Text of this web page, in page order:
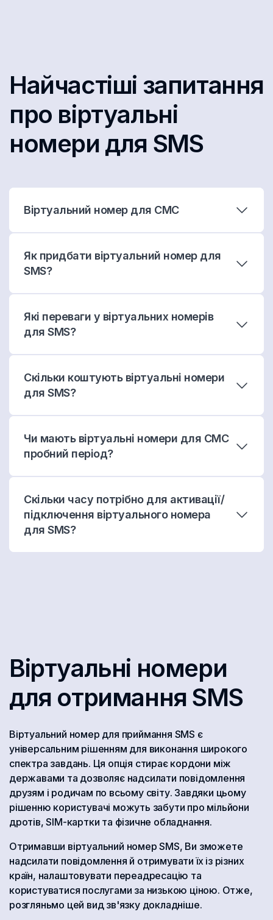
Найчастіші запитання
про віртуальні
номери для SMS
Віртуальний номер для СМС
Як придбати віртуальний номер для
SMS?
Які переваги у віртуальних номерів
для SMS?
Скільки коштують віртуальні номери
для SMS?
Чи мають віртуальні номери для СМС
пробний період?
Скільки часу потрібно для активації/
підключення віртуального номера
для SMS?
Віртуальні номери
для отримання SMS
Віртуальний номер для приймання SMS є
універсальним рішенням для виконання широкого
спектра завдань. Ця опція стирає кордони між
державами та дозволяє надсилати повідомлення
друзям і родичам по всьому світу. Завдяки цьому
рішенню користувачі можуть забути про мільйони
дротів, SIM-картки та фізичне обладнання.
Отримавши віртуальний номер SMS, Ви зможете
надсилати повідомлення й отримувати їх із різних
країн, налаштовувати переадресацію та
користуватися послугами за низькою ціною. Отже,
розгляньмо цей вид зв'язку докладніше.